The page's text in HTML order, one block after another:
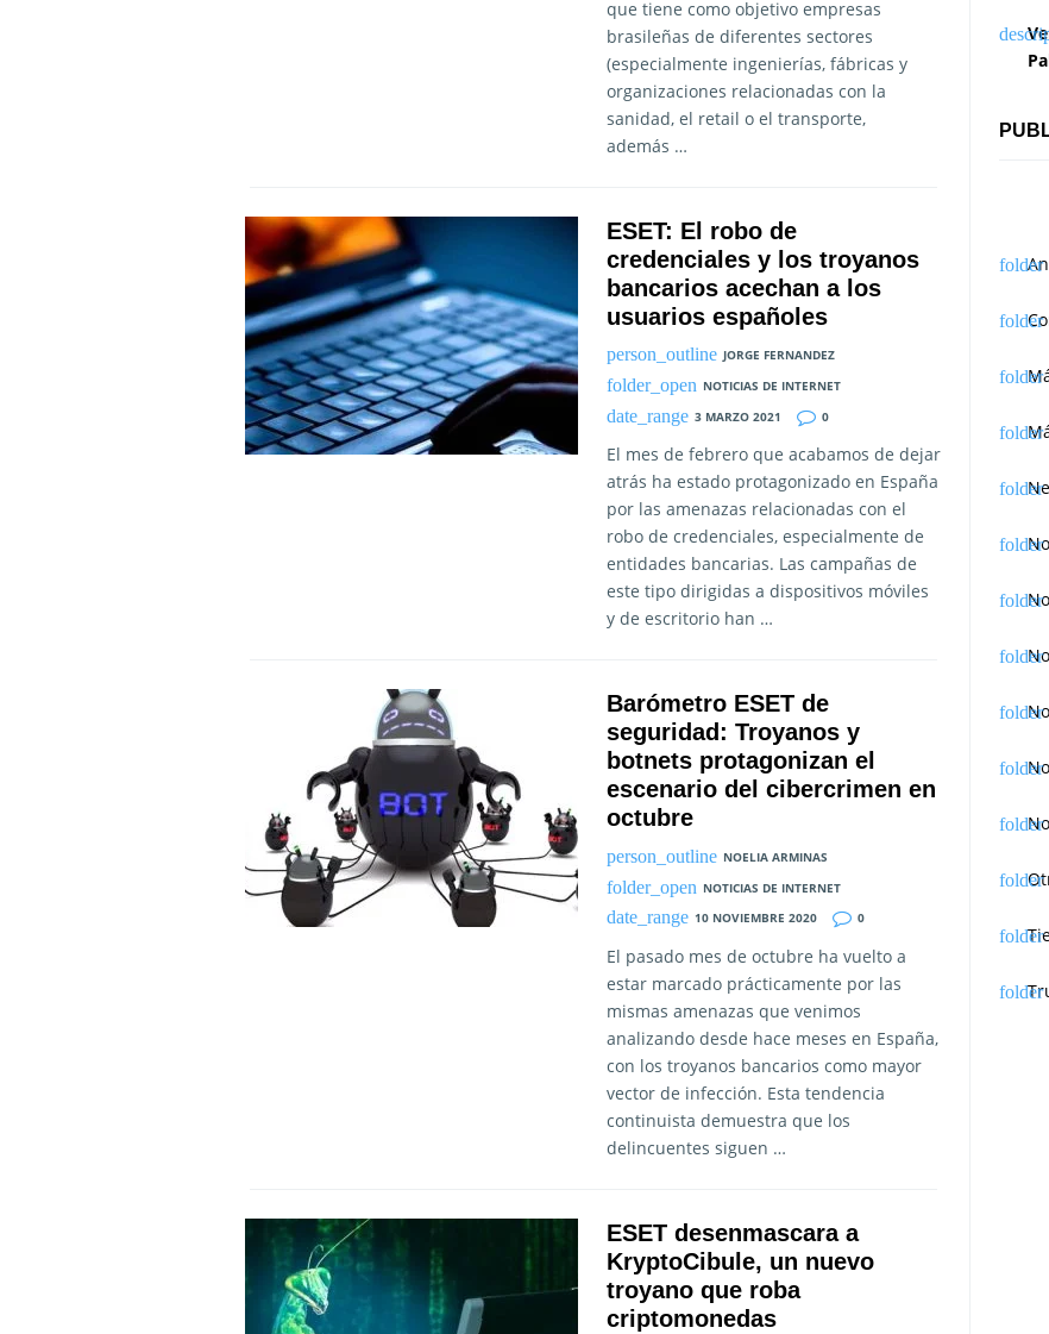
que tiene como objetivo empresas
brasileñas de diferentes sectores
(especialmente ingenierías, fábricas y
organizaciones relacionadas con la
sanidad, el retail o el transporte,
además …
ESET: El robo de
credenciales y los troyanos
bancarios acechan a los
usuarios españoles
JORGE FERNANDEZ
NOTICIAS DE INTERNET
3 MARZO 2021
0
El mes de febrero que acabamos de dejar
atrás ha estado protagonizado en España
por las amenazas relacionadas con el
robo de credenciales, especialmente de
entidades bancarias. Las campañas de
este tipo dirigidas a dispositivos móviles
y de escritorio han …
Barómetro ESET de
seguridad: Troyanos y
botnets protagonizan el
escenario del cibercrimen en
octubre
NOELIA ARMINAS
NOTICIAS DE INTERNET
10 NOVIEMBRE 2020
0
El pasado mes de octubre ha vuelto a
estar marcado prácticamente por las
mismas amenazas que venimos
analizando desde hace meses en España,
con los troyanos bancarios como mayor
vector de infección. Esta tendencia
continuista demuestra que los
delincuentes siguen …
ESET desenmascara a
KryptoCibule, un nuevo
troyano que roba
criptomonedas